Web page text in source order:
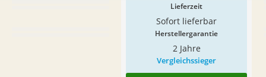
Lieferzeit
Sofort lieferbar
Herstellergarantie
2 Jahre
Vergleichssieger